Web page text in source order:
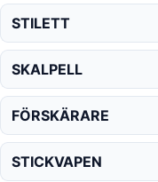
STILETT
SKALPELL
FÖRSKÄRARE
STICKVAPEN